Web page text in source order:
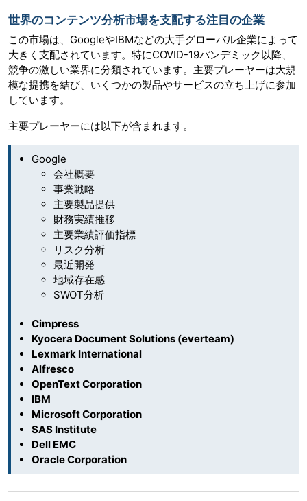
世界のコンテンツ分析市場を支配する注目の企業
この市場は、GoogleやIBMなどの大手グローバル企業によって
大きく支配されています。特にCOVID-19パンデミック以降、
競争の激しい業界に分類されています。主要プレーヤーは大規
模な提携を結び、いくつかの製品やサービスの立ち上げに参加
しています。
主要プレーヤーには以下が含まれます。
Google
会社概要
事業戦略
主要製品提供
財務実績推移
主要業績評価指標
リスク分析
最近開発
地域存在感
SWOT分析
Cimpress
Kyocera Document Solutions (everteam)
Lexmark International
Alfresco
OpenText Corporation
IBM
Microsoft Corporation
SAS Institute
Dell EMC
Oracle Corporation